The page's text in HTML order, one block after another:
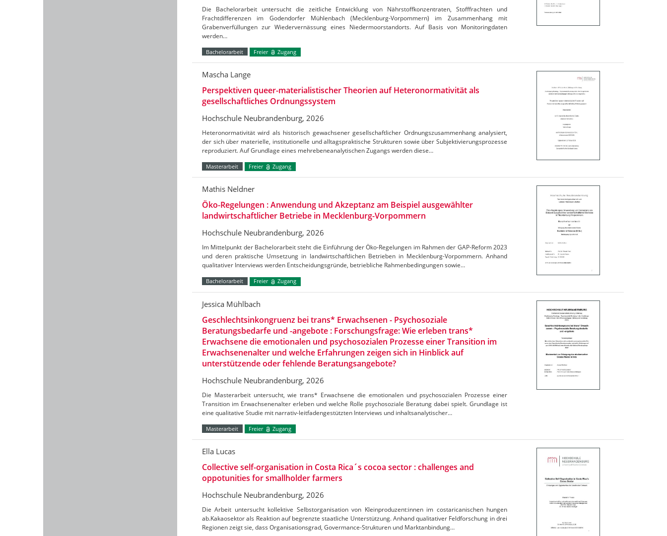
Die Bachelorarbeit untersucht die zeitliche Entwicklung von Nährstoffkonzentraten, Stofffrachten und
Frachtdifferenzen im Godendorfer Mühlenbach (Mecklenburg-Vorpommern) im Zusammenhang mit
Grabenverfüllungen zur Wiedervernässung eines Niedermoorstandorts. Auf Basis von Monitoringdaten
werden…
Bachelorarbeit Freier Zugang
Mascha Lange
Perspektiven queer-materialistischer Theorien auf Heteronormativität als
gesellschaftliches Ordnungssystem
Hochschule Neubrandenburg, 2026
Heteronormativität wird als historisch gewachsener gesellschaftlicher Ordnungszusammenhang analysiert,
der sich über materielle, institutionelle und alltagspraktische Strukturen sowie über Subjektivierungsprozesse
reproduziert. Auf Grundlage eines mehrebeneanalytischen Zugangs werden diese…
Masterarbeit Freier Zugang
Mathis Neldner
Öko-Regelungen : Anwendung und Akzeptanz am Beispiel ausgewählter
landwirtschaftlicher Betriebe in Mecklenburg-Vorpommern
Hochschule Neubrandenburg, 2026
Im Mittelpunkt der Bachelorarbeit steht die Einführung der Öko-Regelungen im Rahmen der GAP-Reform 2023
und deren praktische Umsetzung in landwirtschaftlichen Betrieben in Mecklenburg-Vorpommern. Anhand
qualitativer Interviews werden Entscheidungsgründe, betriebliche Rahmenbedingungen sowie…
Bachelorarbeit Freier Zugang
Jessica Mühlbach
Geschlechtsinkongruenz bei trans* Erwachsenen - Psychosoziale
Beratungsbedarfe und -angebote : Forschungsfrage: Wie erleben trans*
Erwachsene die emotionalen und psychosozialen Prozesse einer Transition im
Erwachsenenalter und welche Erfahrungen zeigen sich in Hinblick auf
unterstützende oder fehlende Beratungsangebote?
Hochschule Neubrandenburg, 2026
Die Masterarbeit untersucht, wie trans* Erwachsene die emotionalen und psychosozialen Prozesse einer
Transition im Erwachsenenalter erleben und welche Rolle psychosoziale Beratung dabei spielt. Grundlage ist
eine qualitative Studie mit narrativ-leitfadengestützten Interviews und inhaltsanalytischer…
Masterarbeit Freier Zugang
Ella Lucas
Collective self-organisation in Costa Rica´s cocoa sector : challenges and
oppotunities for smallholder farmers
Hochschule Neubrandenburg, 2026
Die Arbeit untersucht kollektive Selbstorganisation von Kleinproduzent:innen im costaricanischen hungen
ab.Kakaosektor als Reaktion auf begrenzte staatliche Unterstützung. Anhand qualitativer Feldforschung in drei
Regionen zeigt sie, dass Organisationsgrad, Govermance-Strukturen und Marktanbindung…